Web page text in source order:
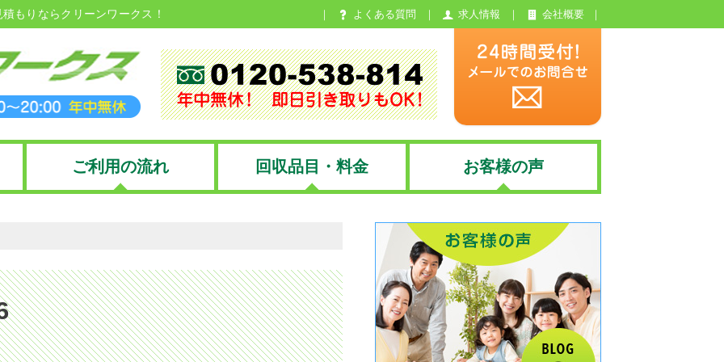
もりならクリーンワークス！ よくある質問 求人情報 会社概要
ご利用の流れ 回収品目・料金 お客様の声